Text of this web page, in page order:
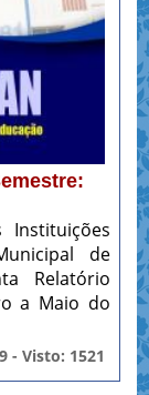
Instituições
de
Relatório
a Maio do
- Visto: 1521